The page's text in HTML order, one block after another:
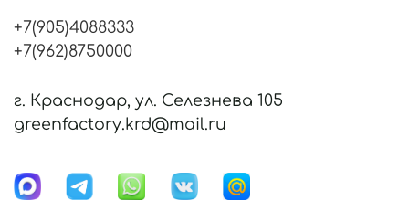
+7(905)4088333
+7(962)8750000
г. Краснодар, ул. Селезнева 105
greenfactory.krd@mail.ru